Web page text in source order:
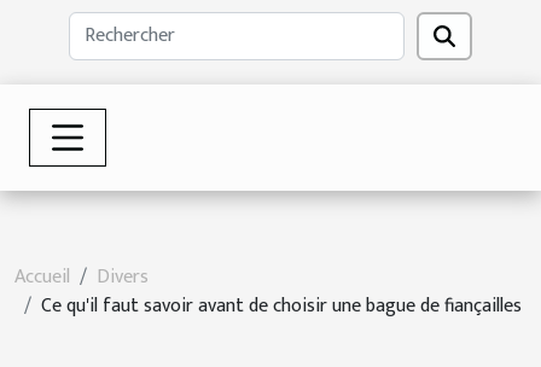
Accueil
Divers
Ce qu'il faut savoir avant de choisir une bague de fiançailles